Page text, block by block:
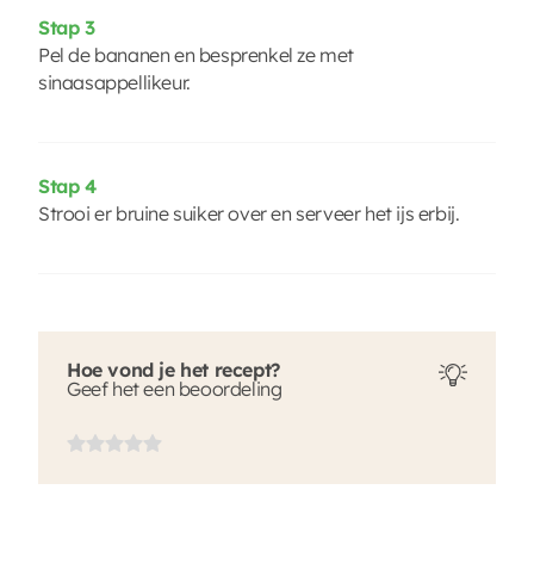
Stap 3
Pel de bananen en besprenkel ze met
sinaasappellikeur.
Stap 4
Strooi er bruine suiker over en serveer het ijs erbij.
Hoe vond je het recept?
Geef het een beoordeling